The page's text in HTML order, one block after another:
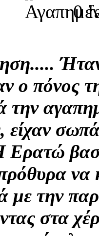
0
ο πόνος
την
είχαν
Ερατώ
να
με την
στα